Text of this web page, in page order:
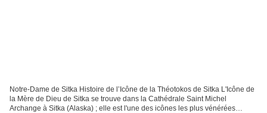
Notre-Dame de Sitka Histoire de l’Icône de la Théotokos de Sitka L'Icône de
la Mère de Dieu de Sitka se trouve dans la Cathédrale Saint Michel
Archange à Sitka (Alaska) ; elle est l'une des icônes les plus vénérées